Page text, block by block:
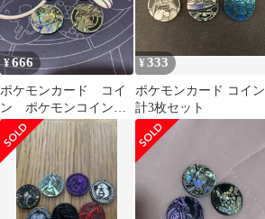
¥666
ポケモンカード コイ
ン ポケモンコインコ
レクション
¥333
ポケモンカード コイン
計3枚セット